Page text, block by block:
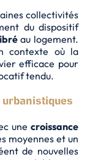
collectivités
du dispositif
au logement.
contexte où la
efficace pour
tendu.
une croissance
moyennes et un
de nouvelles